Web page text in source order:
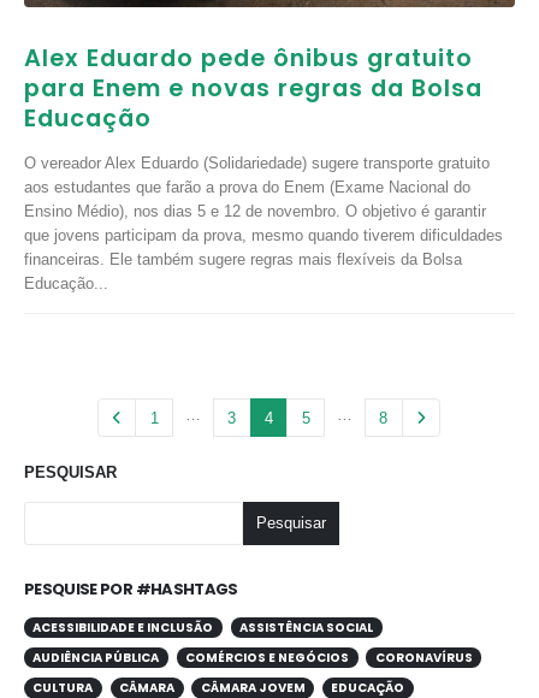
Alex Eduardo pede ônibus gratuito
para Enem e novas regras da Bolsa
Educação
O vereador Alex Eduardo (Solidariedade) sugere transporte gratuito
aos estudantes que farão a prova do Enem (Exame Nacional do
Ensino Médio), nos dias 5 e 12 de novembro. O objetivo é garantir
que jovens participam da prova, mesmo quando tiverem dificuldades
financeiras. Ele também sugere regras mais flexíveis da Bolsa
Educação...
1 3 4 5 8
PESQUISAR
Pesquisar
PESQUISE POR #HASHTAGS
ACESSIBILIDADE E INCLUSÃO
ASSISTÊNCIA SOCIAL
AUDIÊNCIA PÚBLICA
COMÉRCIOS E NEGÓCIOS
CORONAVÍRUS
CULTURA
CÂMARA CÂMARA JOVEM
EDUCAÇÃO